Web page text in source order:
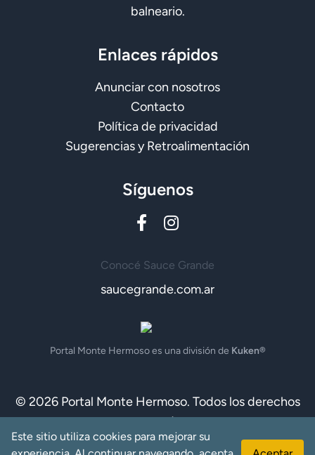
Este sitio utiliza cookies para mejorar su
balneario.
Enlaces rápidos
Anunciar con nosotros
Contacto
Política de privacidad
Sugerencias y Retroalimentación
Síguenos
Conocé Sauce Grande
saucegrande.com.ar
Portal Monte Hermoso es una división de Kuken®
© 2026 Portal Monte Hermoso. Todos los derechos
reservados.
Desarrollado porRho Sagittarii - Soluciones informáticas